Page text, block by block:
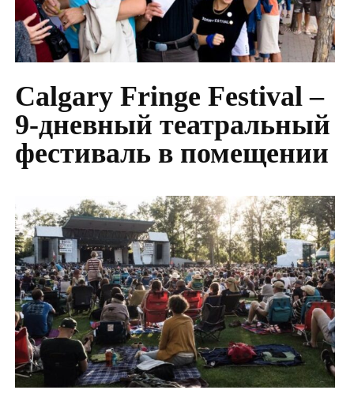
Calgary Fringe Festival –
9-дневный театральный
фестиваль в помещении